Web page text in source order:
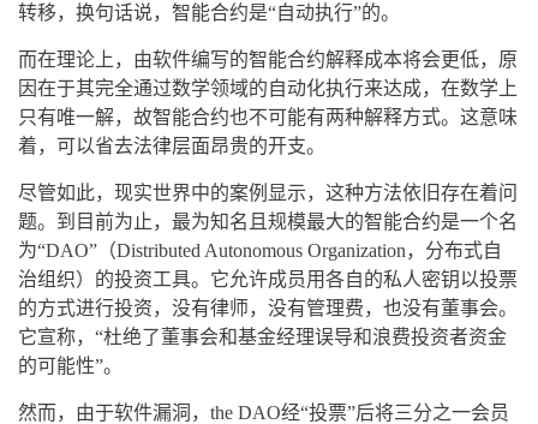
转移，换句话说，智能合约是“自动执行”的。
而在理论上，由软件编写的智能合约解释成本将会更低，原
因在于其完全通过数学领域的自动化执行来达成，在数学上
只有唯一解，故智能合约也不可能有两种解释方式。这意味
着，可以省去法律层面昂贵的开支。
尽管如此，现实世界中的案例显示，这种方法依旧存在着问
题。到目前为止，最为知名且规模最大的智能合约是一个名
为“DAO”（Distributed Autonomous Organization，分布式自
治组织）的投资工具。它允许成员用各自的私人密钥以投票
的方式进行投资，没有律师，没有管理费，也没有董事会。
它宣称，“杜绝了董事会和基金经理误导和浪费投资者资金
的可能性”。
然而，由于软件漏洞，the DAO经“投票”后将三分之一会员